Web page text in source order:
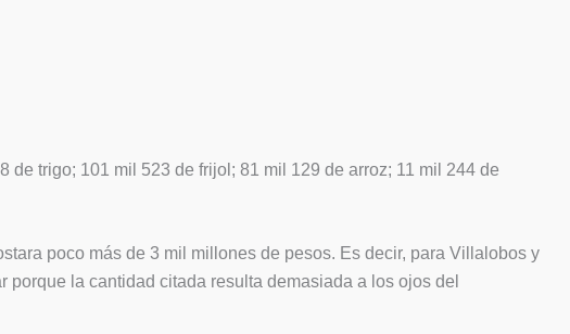
trigo; 101 mil 523 de frijol; 81 mil 129 de arroz; 11 mil 244 de
poco más de 3 mil millones de pesos. Es decir, para Villalobos y
la cantidad citada resulta demasiada a los ojos del